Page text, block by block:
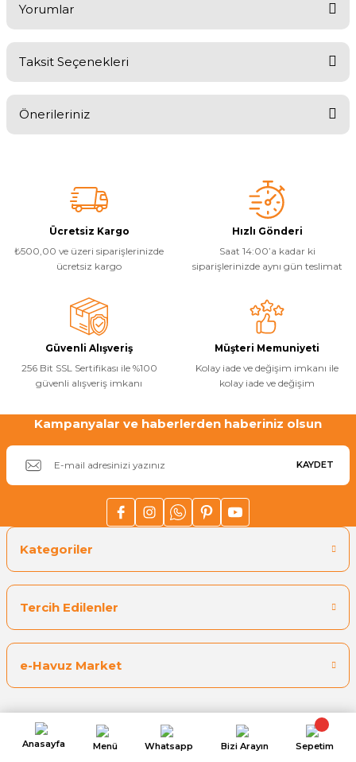
Yorumlar
Taksit Seçenekleri
Önerileriniz
Görüş ve önerileriniz için teşekkür ederiz.
Ürün resmi kalitesiz, bozuk veya görüntülenemiyor.
Ürün açıklamasında eksik bilgiler bulunuyor.
Ürün bilgilerinde hatalar bulunuyor.
Ürün fiyatı diğer sitelerden daha pahalı.
Bu ürüne benzer farklı alternatifler olmalı.
Gönder
Ücretsiz Kargo
₺500,00 ve üzeri siparişlerinizde
ücretsiz kargo
Hızlı Gönderi
Saat 14:00’a kadar ki
siparişlerinizde aynı gün teslimat
Güvenli Alışveriş
256 Bit SSL Sertifikası ile %100
güvenli alışveriş imkanı
Müşteri Memuniyeti
Kolay iade ve değişim imkanı ile
kolay iade ve değişim
Kampanyalar ve haberlerden haberiniz olsun
KAYDET
Kategoriler
Tercih Edilenler
e-Havuz Market
Üyelik
Anasayfa Menü Whatsapp Bizi Arayın Sepetim